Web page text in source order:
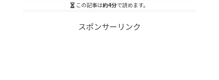
この記事は約4分で読めます。
スポンサーリンク